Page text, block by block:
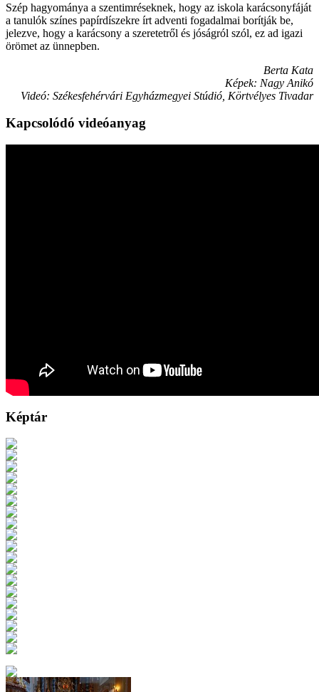
Szép hagyománya a szentimréseknek, hogy az iskola karácsonyfáját
a tanulók színes papírdíszekre írt adventi fogadalmai borítják be,
jelezve, hogy a karácsony a szeretetről és jóságról szól, ez ad igazi
örömet az ünnepben.
Berta Kata
Képek: Nagy Anikó
Videó: Székesfehérvári Egyházmegyei Stúdió, Körtvélyes Tivadar
Kapcsolódó videóanyag
Képtár